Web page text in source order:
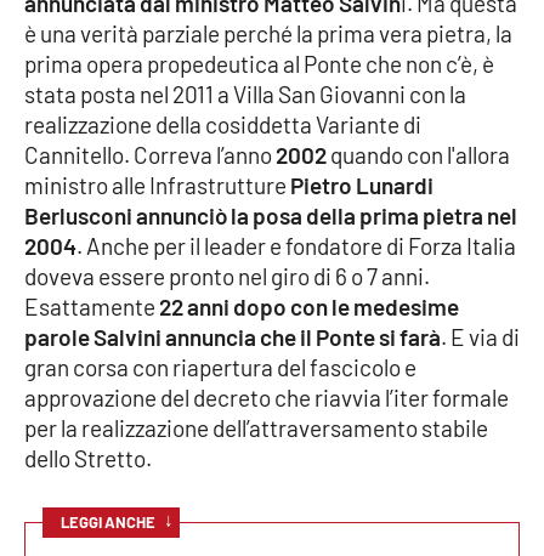
Cronaca
Cultura
Economia e Lavoro
Politica
Sanità
Società
Sport
Good Morning Vietnam
è una verità parziale perché la prima vera pietra, la
prima opera propedeutica al Ponte che non c’è, è
stata posta nel 2011 a Villa San Giovanni con la
realizzazione della cosiddetta Variante di
Cannitello. Correva l’anno2002quando con l'allora
ministro alle Infrastrutture Pietro Lunardi
Berlusconi annunciò la posa della prima pietra nel
2004. Anche per il leader e fondatore di Forza Italia
doveva essere pronto nel giro di 6 o 7 anni.
Esattamente 22 anni dopo con le medesime
parole Salvini annuncia che il Ponte si farà. E via di
gran corsa con riapertura del fascicolo e
approvazione del decreto che riavvia l’iter formale
per la realizzazione dell’attraversamento stabile
dello Stretto.
LEGGI ANCHE ↓